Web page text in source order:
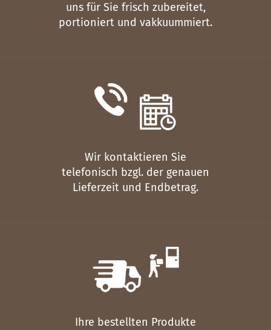
uns für Sie frisch zubereitet,
portioniert und vakkuummiert.
Wir kontaktieren Sie
telefonisch bzgl. der genauen
Lieferzeit und Endbetrag.
Ihre bestellten Produkte